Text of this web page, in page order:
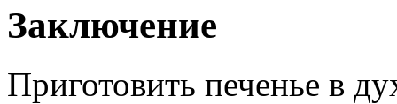
Заключение
Приготовить печенье в